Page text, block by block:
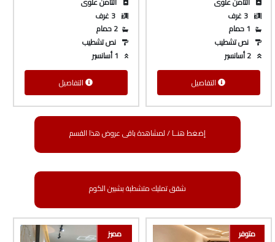
1 حمام
نص تشطيب
التفاصيل
3 غرف
2 حمام
نص تشطيب
التفاصيل
إضغط هنــا / لمشاهدة باقى عروض هذا القسم
شقق تمليك متشطبة بشبين الكوم
متوفر مميز